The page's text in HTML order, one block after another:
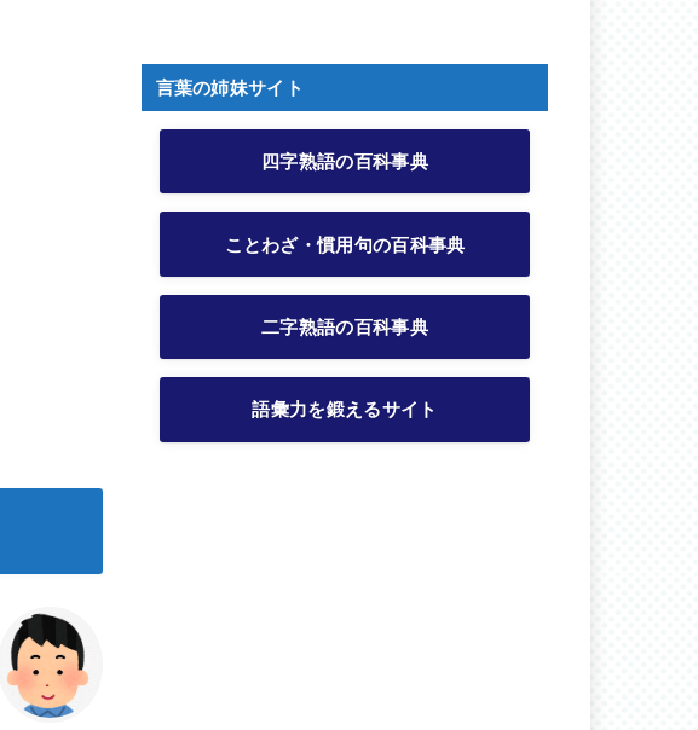
言葉の姉妹サイト
四字熟語の百科事典
ことわざ・慣用句の百科事典
二字熟語の百科事典
語彙力を鍛えるサイト